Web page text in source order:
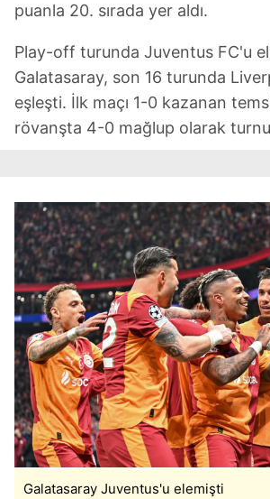
puanla 20. sırada yer aldı.
Play-off turunda Juventus FC'u
Galatasaray, son 16 turunda
eşleşti. İlk maçı 1-0 kazanan
rövanşta 4-0 mağlup olarak
Galatasaray Juventus'u elemişti